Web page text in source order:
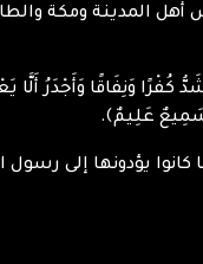
قلوبهم. عكس أهل المدينة
وَنِفَاقًا وَأَجْدَرُ أَلَّا
سَمِيعٌ عَلِيمٌ﴾.
كانوا يؤدونها إلى